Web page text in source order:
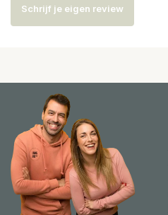
Schrijf je eigen review